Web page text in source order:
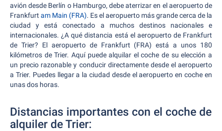
avión desde Berlín o Hamburgo, debe aterrizar en el aeropuerto de
Frankfurt am Main (FRA). Es el aeropuerto más grande cerca de la
ciudad y está conectado a muchos destinos nacionales e
internacionales. ¿A qué distancia está el aeropuerto de Frankfurt
de Trier? El aeropuerto de Frankfurt (FRA) está a unos 180
kilómetros de Trier. Aquí puede alquilar el coche de su elección a
un precio razonable y conducir directamente desde el aeropuerto
a Trier. Puedes llegar a la ciudad desde el aeropuerto en coche en
unas dos horas.
Distancias importantes con el coche de
alquiler de Trier: